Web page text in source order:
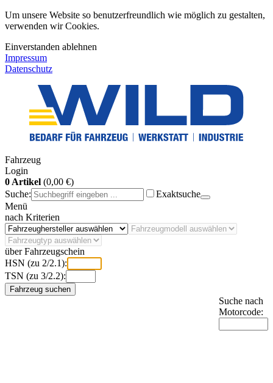
Um unsere Website so benutzerfreundlich wie möglich zu gestalten,
verwenden wir Cookies.
Einverstanden ablehnen
Impressum
Datenschutz
Fahrzeug
Login
0 Artikel (0,00 €)
Suche:
Exaktsuche
Menü
nach Kriterien
über Fahrzeugschein
HSN (zu 2/2.1):
TSN (zu 3/2.2):
Fahrzeug suchen
Suche nach
Motorcode: